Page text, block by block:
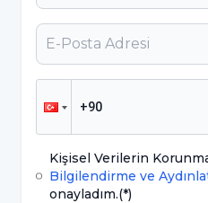
sorunları gelmektedir.
çocuğunuzu bir an
götürmenizde fayda
sıralayabiliriz;
Damla şeklinde
hissinin devam
Kişisel Verilerin
Bilgilendirme ve
onayladım.(*)